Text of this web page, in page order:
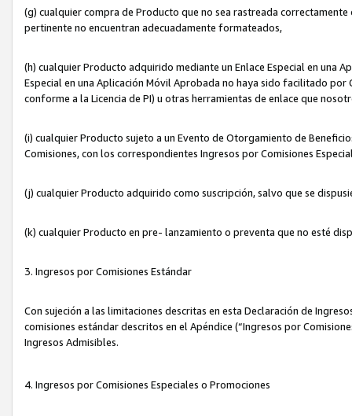
(g) cualquier compra de Producto que no sea rastreada
pertinente no encuentran adecuadamente formateados,
(h) cualquier Producto adquirido mediante un Enlace Especial en una
Especial en una Aplicación Móvil Aprobada no haya sido facilitado
conforme a la Licencia de PI) u otras herramientas de enlace que
(i) cualquier Producto sujeto a un Evento de Otorgamiento de
Comisiones, con los correspondientes Ingresos por Comisiones
(j) cualquier Producto adquirido como suscripción, salvo que se
(k) cualquier Producto en pre- lanzamiento o preventa que no esté
3. Ingresos por Comisiones Estándar
Con sujeción a las limitaciones descritas en esta Declaración de
comisiones estándar descritos en el Apéndice (“Ingresos por
Ingresos Admisibles.
4. Ingresos por Comisiones Especiales o Promociones